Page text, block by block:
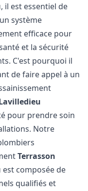
, il est essentiel de
système
efficace pour
et la sécurité
C'est pourquoi il
de faire appel à un
pour prendre soin
Notre
Terrasson
est composée de
qualifiés et